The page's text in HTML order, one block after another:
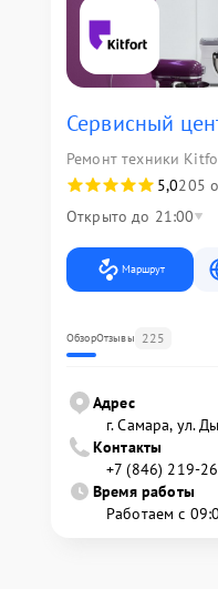
Сервисный
Ремонт техники
5,0205
Открыто до 21:00
Маршрут
ОбзорОтзывы 225
Адрес
г. Самара, ул.
Контакты
+7 (846) 219-
Время работы
Работаем с